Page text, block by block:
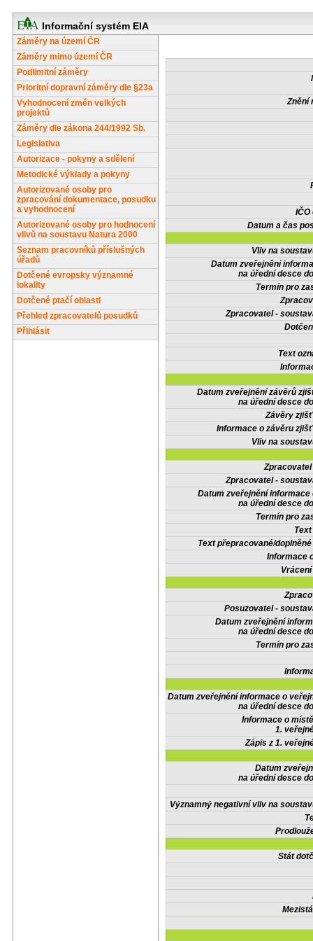
Informační systém EIA
Záměry na území ČR
Záměry mimo území ČR
Podlimitní záměry
Prioritní dopravní záměry dle §23a
Vyhodnocení změn velkých
projektů
Záměry dle zákona 244/1992 Sb.
Legislativa
Autorizace - pokyny a sdělení
Metodické výklady a pokyny
Autorizované osoby pro
zpracování dokumentace, posudku
a vyhodnocení
Autorizované osoby pro hodnocení
vlivů na soustavu Natura 2000
Seznam pracovníků příslušných
úřadů
Dotčené evropsky významné
lokality
Dotčené ptačí oblasti
Přehled zpracovatelů posudků
Přihlásit
Znění
IČO
Datum a čas
Vliv na
Datum zveřejnění
na úřední desce
Termín pro
Zpracovatel -
Text
Datum zveřejnění závěrů
na úřední desce
Závěry
Informace o závěru
Vliv na
Zpracovatel -
Datum zveřejnění informace
na úřední desce
Termín pro
Text přepracované/
Informace
Posuzovatel -
Datum zveřejnění
na úřední desce
Termín pro
Datum zveřejnění informace o
na úřední desce
Informace o
1.
Zápis z 1.
Datum
na úřední desce
Významný negativní vliv na
Stát